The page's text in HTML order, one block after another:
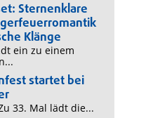
Sternenklare
Klänge
ein zu einem
startet bei
33. Mal lädt die...